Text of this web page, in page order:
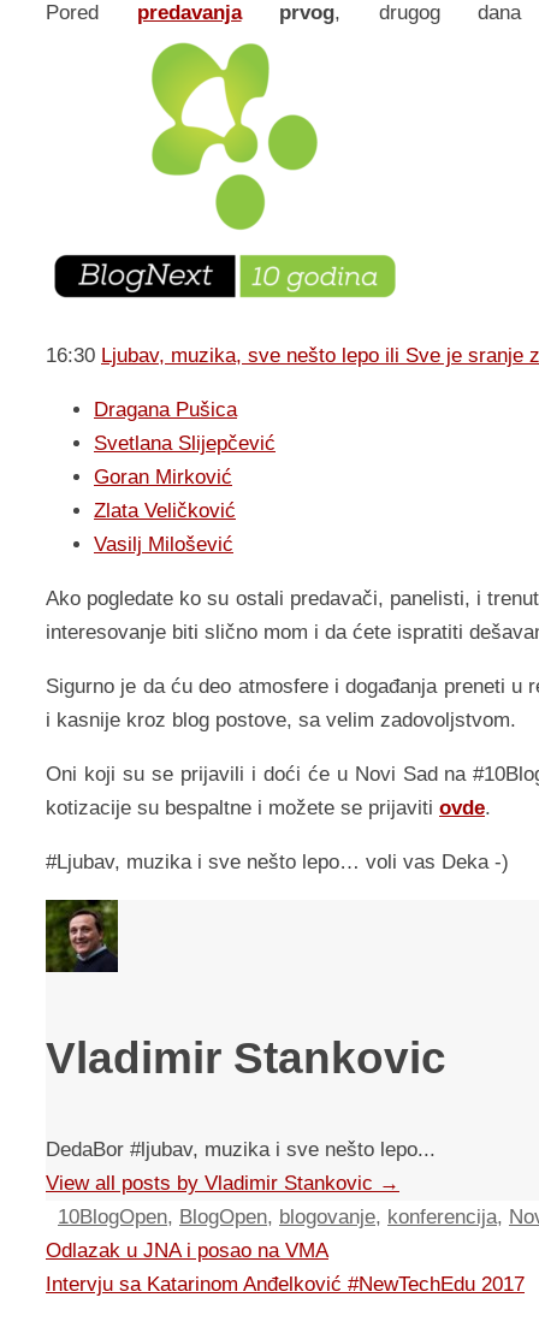
Pored predavanjaprvog, drugog
16:30 Ljubav, muzika, sve nešto lepo ili Sve je sranje
Dragana Pušica
Svetlana Slijepčević
Goran Mirković
Zlata Veličković
Vasilj Milošević
Ako pogledate ko su ostali predavači, panelisti, i
interesovanje biti slično mom i da ćete ispratiti
Sigurno je da ću deo atmosfere i događanja preneti u
i kasnije kroz blog postove, sa velim zadovoljstvom.
Oni koji su se prijavili i doći će u Novi Sad na
kotizacije su bespaltne i možete se prijaviti ovde.
#Ljubav, muzika i sve nešto lepo… voli vas Deka -)
Vladimir Stankovic
DedaBor #ljubav, muzika i sve nešto lepo...
View all posts by Vladimir Stankovic →
10BlogOpen, BlogOpen, blogovanje, konferencija,
Odlazak u JNA i posao na VMA
Intervju sa Katarinom Anđelković #NewTechEdu 2017